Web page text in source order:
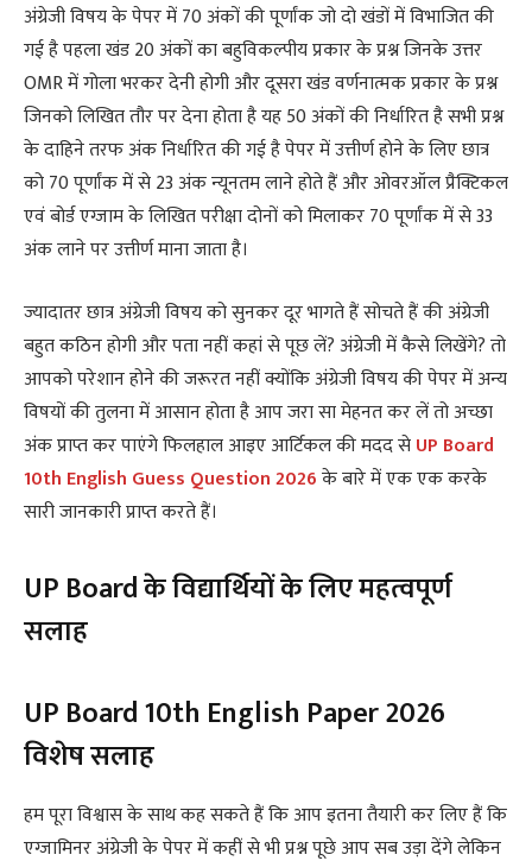
अंग्रेजी विषय के पेपर में 70 अंकों की पूर्णांक जो दो खंडों में विभाजित की
गई है पहला खंड 20 अंकों का बहुविकल्पीय प्रकार के प्रश्न जिनके उत्तर
OMR में गोला भरकर देनी होगी और दूसरा खंड वर्णनात्मक प्रकार के प्रश्न
जिनको लिखित तौर पर देना होता है यह 50 अंकों की निर्धारित है सभी प्रश्न
के दाहिने तरफ अंक निर्धारित की गई है पेपर में उत्तीर्ण होने के लिए छात्र
को 70 पूर्णांक में से 23 अंक न्यूनतम लाने होते हैं और ओवरऑल प्रैक्टिकल
एवं बोर्ड एग्जाम के लिखित परीक्षा दोनों को मिलाकर 70 पूर्णांक में से 33
अंक लाने पर उत्तीर्ण माना जाता है।
ज्यादातर छात्र अंग्रेजी विषय को सुनकर दूर भागते हैं सोचते हैं की अंग्रेजी
बहुत कठिन होगी और पता नहीं कहां से पूछ लें? अंग्रेजी में कैसे लिखेंगे? तो
आपको परेशान होने की जरूरत नहीं क्योंकि अंग्रेजी विषय की पेपर में अन्य
विषयों की तुलना में आसान होता है आप जरा सा मेहनत कर लें तो अच्छा
अंक प्राप्त कर पाएंगे फिलहाल आइए आर्टिकल की मदद सेUP Board
10th English Guess Question 2026के बारे में एक एक करके
सारी जानकारी प्राप्त करते हैं।
UP Board के विद्यार्थियों के लिए महत्वपूर्ण
सलाह
UP Board 10th English Paper 2026
विशेष सलाह
हम पूरा विश्वास के साथ कह सकते हैं कि आप इतना तैयारी कर लिए हैं कि
एग्जामिनर अंग्रेजी के पेपर में कहीं से भी प्रश्न पूछे आप सब उड़ा देंगे लेकिन